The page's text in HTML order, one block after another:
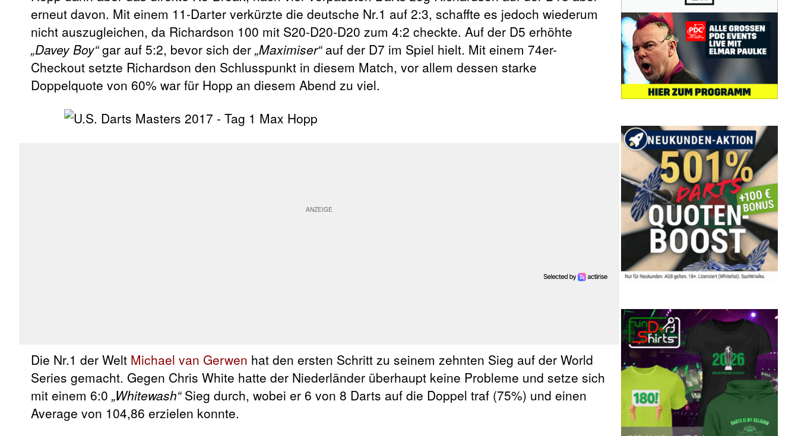
erneut davon. Mit einem 11-Darter verkürzte die deutsche Nr.1 auf 2:3, schaffte es jedoch wiederum
nicht auszugleichen, da Richardson 100 mit S20-D20-D20 zum 4:2 checkte. Auf der D5 erhöhte
„Davey Boy“gar auf 5:2, bevor sich der „Maximiser“auf der D7 im Spiel hielt. Mit einem 74er-
Checkout setzte Richardson den Schlusspunkt in diesem Match, vor allem dessen starke
Doppelquote von 60% war für Hopp an diesem Abend zu viel.
Die Nr.1 der Welt Michael van Gerwen hat den ersten Schritt zu seinem zehnten Sieg auf der World
Series gemacht. Gegen Chris White hatte der Niederländer überhaupt keine Probleme und setze sich
mit einem 6:0 „Whitewash“Sieg durch, wobei er 6 von 8 Darts auf die Doppel traf (75%) und einen
Average von 104,86 erzielen konnte.